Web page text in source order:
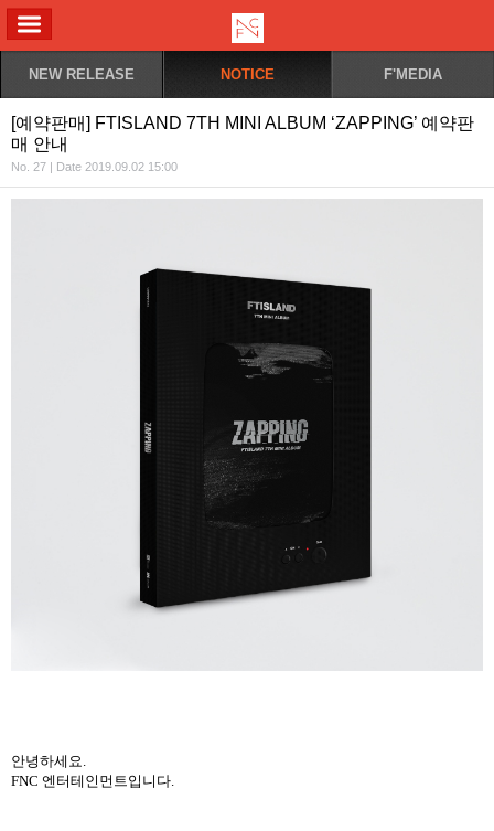
NEW RELEASE NOTICE F'MEDIA
[예약판매] FTISLAND 7TH MINI ALBUM ‘ZAPPING’ 예약판
매 안내
No. 27 | Date 2019.09.02 15:00
안녕하세요
FNC 엔터테인먼트입니다